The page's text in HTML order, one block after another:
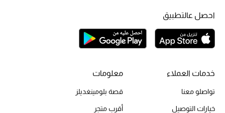
أحذية النسائية
تشكيلة الأحذية
الأحذية الرجالية
خدمات العملاء
تواصلو معنا
خيارات التوصيل
معلومات
قصة بلومينغديلز
أقرب متجر
احصل عالتطبيق